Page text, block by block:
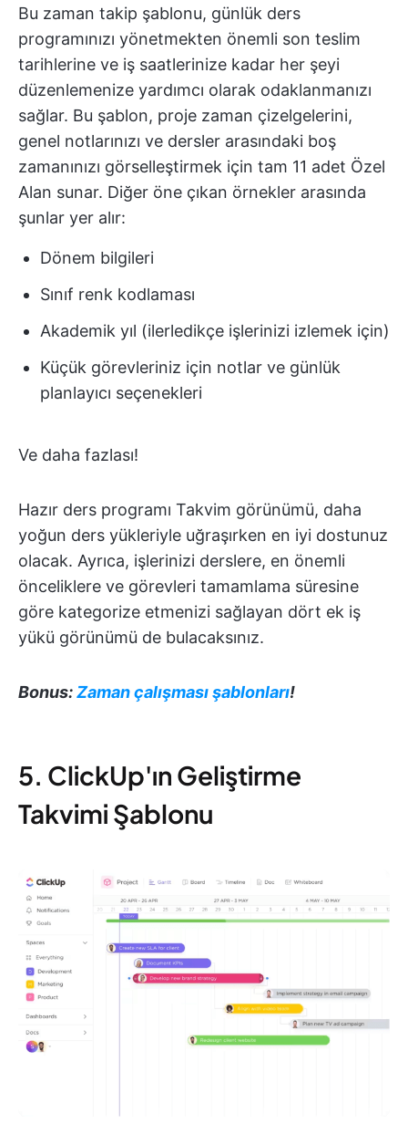
Bu zaman takip şablonu, günlük ders
programınızı yönetmekten önemli son teslim
tarihlerine ve iş saatlerinize kadar her şeyi
düzenlemenize yardımcı olarak odaklanmanızı
sağlar. Bu şablon, proje zaman çizelgelerini,
genel notlarınızı ve dersler arasındaki boş
zamanınızı görselleştirmek için tam 11 adet Özel
Alan sunar. Diğer öne çıkan örnekler arasında
şunlar yer alır:
Dönem bilgileri
Sınıf renk kodlaması
Akademik yıl (ilerledikçe işlerinizi izlemek için)
Küçük görevleriniz için notlar ve günlük
planlayıcı seçenekleri
Ve daha fazlası!
Hazır ders programı Takvim görünümü, daha
yoğun ders yükleriyle uğraşırken en iyi dostunuz
olacak. Ayrıca, işlerinizi derslere, en önemli
önceliklere ve görevleri tamamlama süresine
göre kategorize etmenizi sağlayan dört ek iş
yükü görünümü de bulacaksınız.
Bonus:Zaman çalışması şablonları!
5. ClickUp'ın Geliştirme
Takvimi Şablonu